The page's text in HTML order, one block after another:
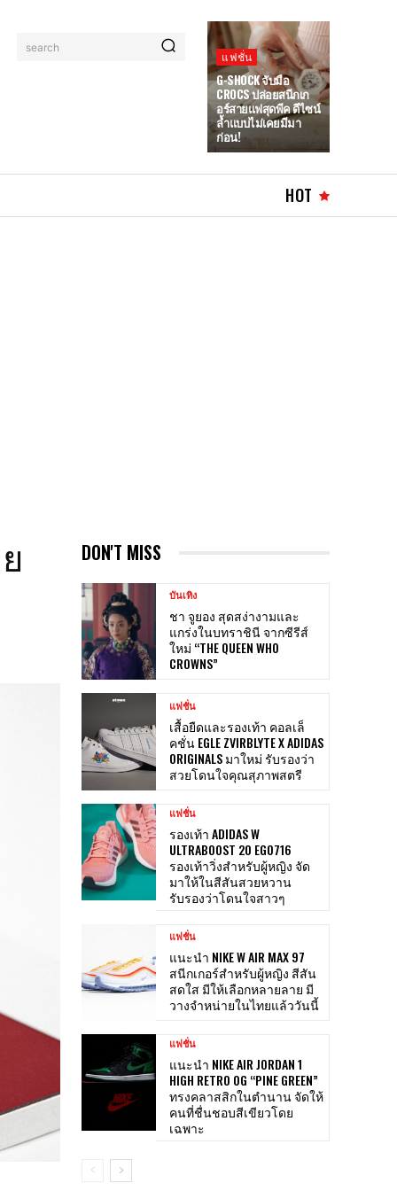
search
แฟชั่น
G-SHOCK จับมือ
CROCS ปล่อยสนีกเก
อร์สายแฟสุดพีค ดีไซน์
ล้ำแบบไม่เคยมีมา
ก่อน!
HOT
DON'T MISS
บันเทิง
ชา จูยอง สุดสง่างามและ
แกร่งในบทราชินี จากซีรีส์
ใหม่ “THE QUEEN WHO
CROWNS”
แฟชั่น
เสื้อยืดและรองเท้า คอลเล็
คชั่น EGLE ZVIRBLYTE X ADIDAS
ORIGINALS มาใหม่ รับรองว่า
สวยโดนใจคุณสุภาพสตรี
แฟชั่น
รองเท้า ADIDAS W
ULTRABOOST 20 EG0716
รองเท้าวิ่งสำหรับผู้หญิง จัด
มาให้ในสีสันสวยหวาน
รับรองว่าโดนใจสาวๆ
แฟชั่น
แนะนำ NIKE W AIR MAX 97
สนีกเกอร์สำหรับผู้หญิง สีสัน
สดใส มีให้เลือกหลายลาย มี
วางจำหน่ายในไทยแล้ววันนี้
แฟชั่น
แนะนำ NIKE AIR JORDAN 1
HIGH RETRO OG “PINE GREEN”
ทรงคลาสสิกในตำนาน จัดให้
คนที่ชื่นชอบสีเขียวโดย
เฉพาะ